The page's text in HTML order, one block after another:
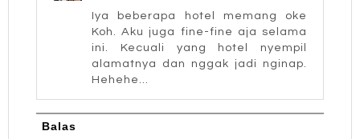
Iya beberapa hotel memang oke
Koh. Aku juga fine-fine aja selama
ini. Kecuali yang hotel nyempil
alamatnya dan nggak jadi nginap.
Hehehe...
Balas